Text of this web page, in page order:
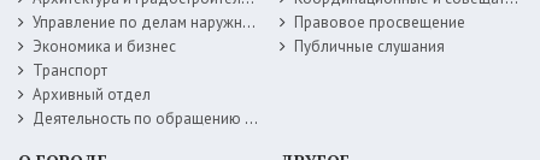
Управление по делам наружной рекламы
Экономика и бизнес
Транспорт
Архивный отдел
Деятельность по обращению с животными без владельцев
Правовое просвещение
Публичные слушания